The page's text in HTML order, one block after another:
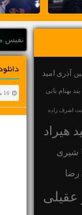
آذری امید
بند بهنام بانی
اشرف زاده
هیراد
شیری
رضا
عقیلی
نفیس
دانلود
16 می 2021